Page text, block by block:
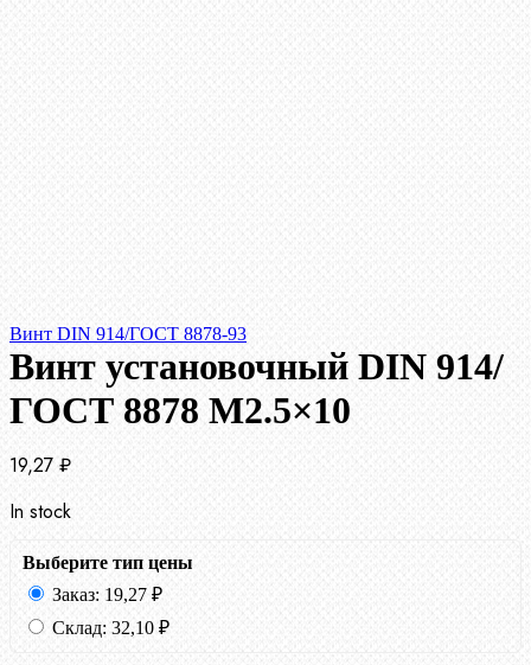
Винт DIN 914/ГОСТ 8878-93
Винт установочный DIN 914/
ГОСТ 8878 M2.5×10
19,27 ₽
In stock
Выберите тип цены
Заказ: 19,27 ₽
Склад: 32,10 ₽